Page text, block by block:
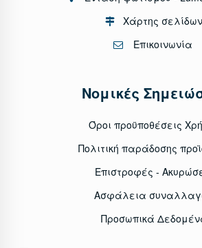
Χάρτης σελίδων
Επικοινωνία
Νομικές
Όροι προϋποθέσεις
Πολιτική παράδοσης
Επιστροφές -
Ασφάλεια
Προσωπικά